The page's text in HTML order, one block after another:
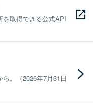
を取得できる公式API
。（2026年7月31日